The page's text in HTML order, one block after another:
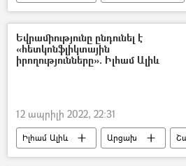
Սերգեյ Կոպիրկին
Եվրամիությունը ընդունել է
«հետկոնֆլիկտային
իրողությունները». Իլհամ Ալիև
12 ապրիլի 2022, 22:31
Իլհամ Ալիև Արցախ
Եվրախորհուրդ